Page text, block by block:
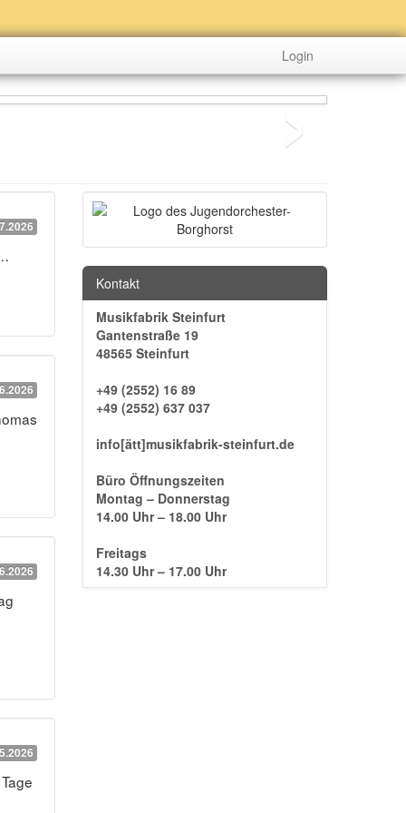
Login
Bagnomarkt
›
Kontakt
Musikfabrik Steinfurt
Gantenstraße 19
48565 Steinfurt
+49 (2552) 16 89
+49 (2552) 637 037
info[ätt]musikfabrik-steinfurt.de
Büro Öffnungszeiten
Montag – Donnerstag
14.00 Uhr – 18.00 Uhr
Freitags
14.30 Uhr – 17.00 Uhr